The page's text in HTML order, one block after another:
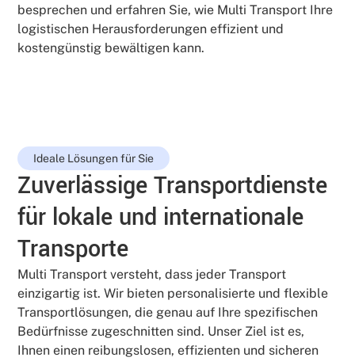
besprechen und erfahren Sie, wie Multi Transport Ihre
logistischen Herausforderungen effizient und
kostengünstig bewältigen kann.
Ideale Lösungen für Sie
Zuverlässige Transportdienste
für lokale und internationale
Transporte
Multi Transport versteht, dass jeder Transport
einzigartig ist. Wir bieten personalisierte und flexible
Transportlösungen, die genau auf Ihre spezifischen
Bedürfnisse zugeschnitten sind. Unser Ziel ist es,
Ihnen einen reibungslosen, effizienten und sicheren